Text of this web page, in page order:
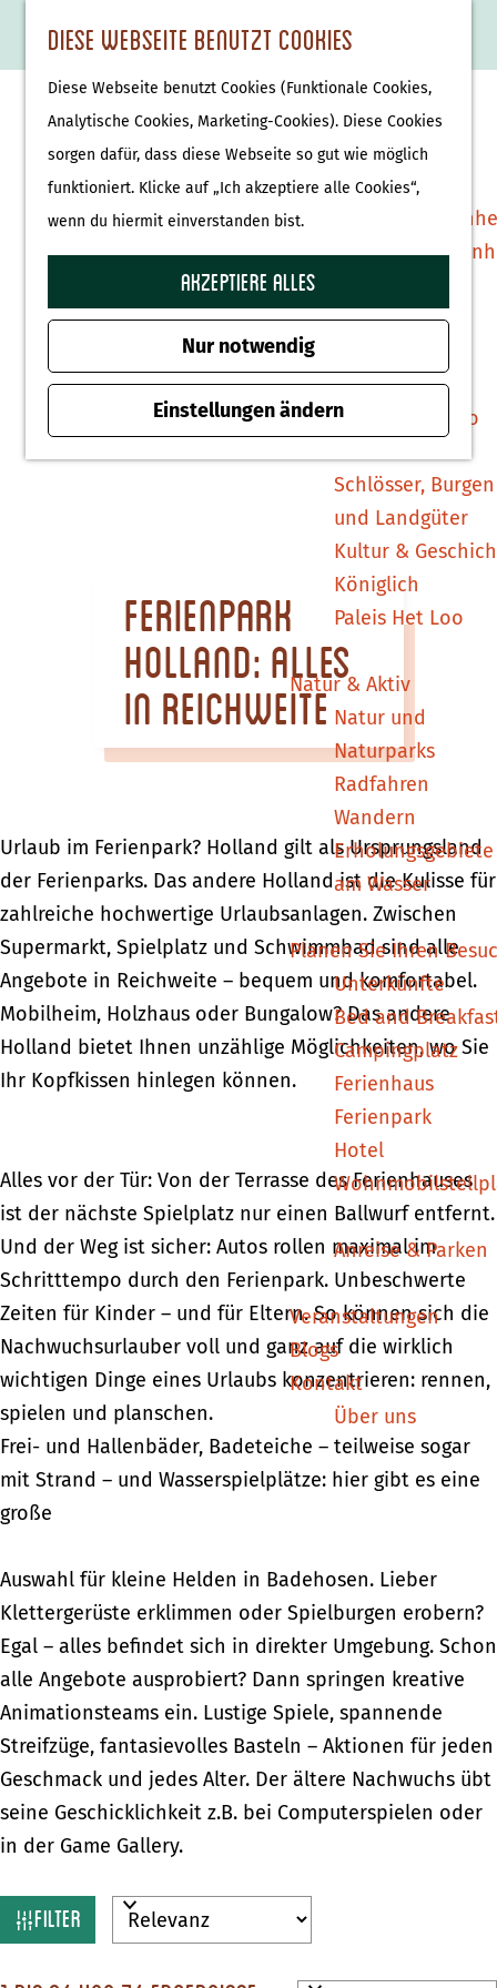
Diese Webseite benutzt Cookies
Diese Webseite benutzt Cookies (Funktionale Cookies,
Analytische Cookies, Marketing-Cookies). Diese Cookies
sorgen dafür, dass diese Webseite so gut wie möglich
funktioniert. Klicke auf „Ich akzeptiere alle Cookies“,
wenn du hiermit einverstanden bist.
Akzeptiere alles
Nur notwendig
Einstellungen ändern
G
F
v
o
r
i
t
K
r
t
e
S
c
h
e
n
e
n
ü
Attraktionen &
Museen
Museen
Tierparks
Affenpark
Burgers' Zoo
Harderwijk
Wellness
Therme Bussloo
Schlösser, Burgen
und Landgüter
Kultur &
Königlich
Paleis Het Loo
Natur & Aktiv
Natur und
Naturparks
Radfahren
Wandern
Erholungsgebiete
am Wasser
Planen Sie Ihren
Unterkünfte
Bed and
Campingplatz
Ferienhaus
Ferienpark
Hotel
Anreise & Parken
Veranstaltungen
Blogs
Kontakt
Über uns
c
Ferienpark
Holland: Alles
in Reichweite
Urlaub im Ferienpark? Holland gilt als Ursprungsland
der Ferienparks. Das andere Holland ist die Kulisse für
zahlreiche hochwertige Urlaubsanlagen. Zwischen
Supermarkt, Spielplatz und Schwimmbad sind alle
Angebote in Reichweite – bequem und komfortabel.
Mobilheim, Holzhaus oder Bungalow? Das andere
Holland bietet Ihnen unzählige Möglichkeiten, wo Sie
Ihr Kopfkissen hinlegen können.
Alles vor der Tür: Von der Terrasse des Ferienhauses
ist der nächste Spielplatz nur einen Ballwurf entfernt.
Und der Weg ist sicher: Autos rollen maximal im
Schritttempo durch den Ferienpark. Unbeschwerte
Zeiten für Kinder – und für Eltern. So können sich die
Nachwuchsurlauber voll und ganz auf die wirklich
wichtigen Dinge eines Urlaubs konzentrieren: rennen,
spielen und planschen.
Frei- und Hallenbäder, Badeteiche – teilweise sogar
mit Strand – und Wasserspielplätze: hier gibt es eine
große
Auswahl für kleine Helden in Badehosen. Lieber
Klettergerüste erklimmen oder Spielburgen erobern?
Egal – alles befindet sich in direkter Umgebung. Schon
alle Angebote ausprobiert? Dann springen kreative
Animationsteams ein. Lustige Spiele, spannende
Streifzüge, fantasievolles Basteln – Aktionen für jeden
Geschmack und jedes Alter. Der ältere Nachwuchs übt
seine Geschicklichkeit z.B. bei Computerspielen oder
in der Game Gallery.
W
a
Filter
o